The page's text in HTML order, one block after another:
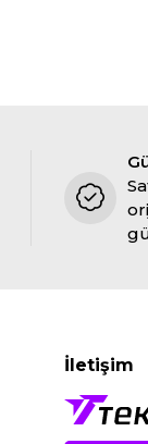
İletişim